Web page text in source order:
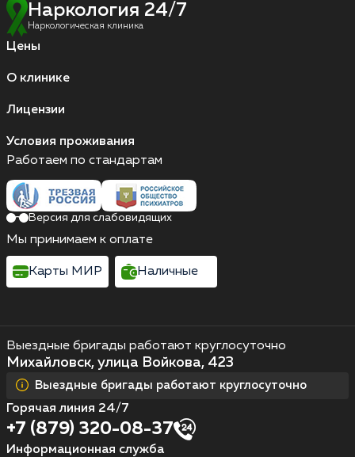
Наркология 24/7
Наркологическая клиника
Цены
О клинике
Лицензии
Условия проживания
Выездные бригады работают круглосуточно
Михайловск, улица Войкова, 423
Выездные бригады работают круглосуточно
Горячая линия 24/7
+7 (879) 320-08-37
Информационная служба
Работаем по стандартам
Версия для слабовидящих
Мы принимаем к оплате
Карты МИР Наличные